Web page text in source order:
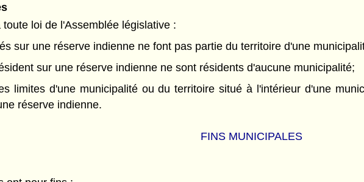
loi de l'Assemblée législative :
sur une réserve indienne ne font pas partie du territoire d'une
sur une réserve indienne ne sont résidents d'aucune municipalité;
limites d'une municipalité ou du territoire situé à l'intérieur d'une
réserve indienne.
FINS MUNICIPALES